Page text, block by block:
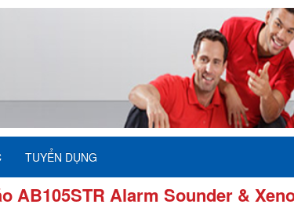
TUYỂN DỤNG
AB105STR Alarm Sounder &